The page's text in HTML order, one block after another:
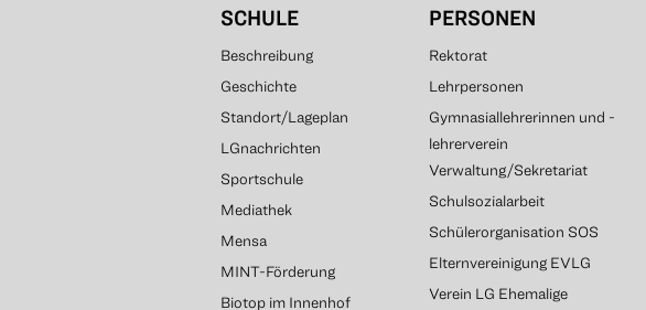
SCHULE
Beschreibung
Geschichte
Standort/Lageplan
LGnachrichten
Sportschule
Mediathek
Mensa
MINT-Förderung
Biotop im Innenhof
PERSONEN
Rektorat
Lehrpersonen
Gymnasiallehrerinnen und -
lehrerverein
Verwaltung/Sekretariat
Schulsozialarbeit
Schülerorganisation SOS
Elternvereinigung EVLG
Verein LG Ehemalige